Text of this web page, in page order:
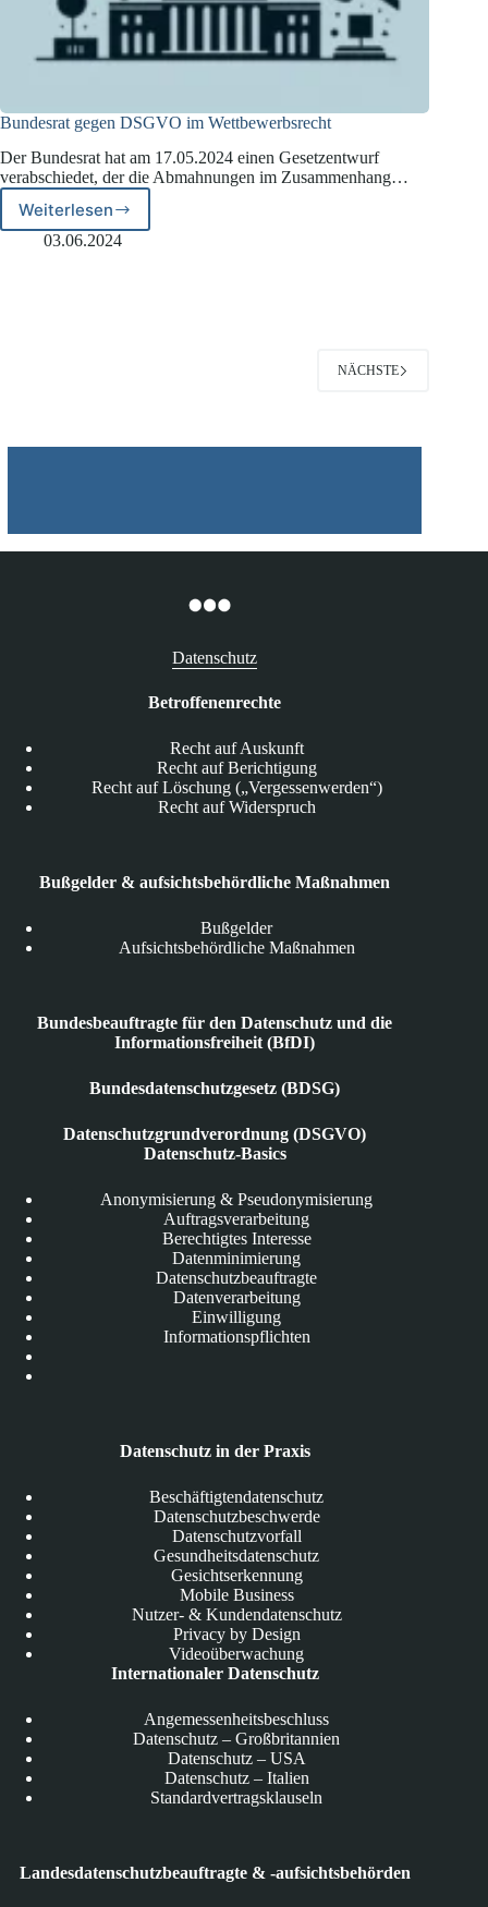
Bundesrat gegen DSGVO im Wettbewerbsrecht
Der Bundesrat hat am 17.05.2024 einen Gesetzentwurf
verabschiedet, der die Abmahnungen im Zusammenhang…
Weiterlesen
Bundesrat
gegen
03.06.2024
NÄCHSTE
Datenschutz
Betroffenenrechte
Recht auf Auskunft
Recht auf Berichtigung
Recht auf Löschung („Vergessenwerden“)
Recht auf Widerspruch
Bußgelder & aufsichtsbehördliche Maßnahmen
Bußgelder
Aufsichtsbehördliche Maßnahmen
Bundesbeauftragte für den Datenschutz und die
Informationsfreiheit (BfDI)
Bundesdatenschutzgesetz (BDSG)
Datenschutzgrundverordnung (DSGVO)
Datenschutz-Basics
Anonymisierung & Pseudonymisierung
Auftragsverarbeitung
Berechtigtes Interesse
Datenminimierung
Datenschutzbeauftragte
Datenverarbeitung
Einwilligung
Informationspflichten
Datenschutz in der Praxis
Beschäftigtendatenschutz
Datenschutzbeschwerde
Datenschutzvorfall
Gesundheitsdatenschutz
Gesichtserkennung
Mobile Business
Nutzer- & Kundendatenschutz
Privacy by Design
Videoüberwachung
Internationaler Datenschutz
Angemessenheitsbeschluss
Datenschutz – Großbritannien
Datenschutz – USA
Datenschutz – Italien
Standardvertragsklauseln
Landesdatenschutzbeauftragte & -aufsichtsbehörden